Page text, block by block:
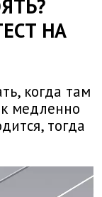
НА
когда там
медленно
тогда